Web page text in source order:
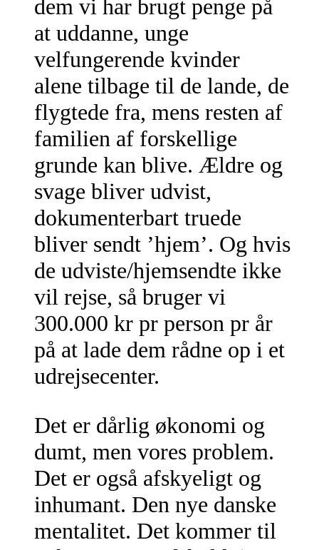
dem vi har brugt penge på
at uddanne, unge
velfungerende kvinder
alene tilbage til de lande, de
flygtede fra, mens resten af
familien af forskellige
grunde kan blive. Ældre og
svage bliver udvist,
dokumenterbart truede
bliver sendt ’hjem’. Og hvis
de udviste/hjemsendte ikke
vil rejse, så bruger vi
300.000 kr pr person pr år
på at lade dem rådne op i et
udrejsecenter.
Det er dårlig økonomi og
dumt, men vores problem.
Det er også afskyeligt og
inhumant. Den nye danske
mentalitet. Det kommer til